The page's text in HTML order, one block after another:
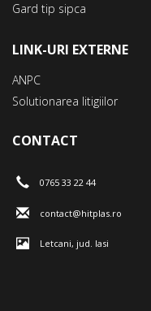
Gard tip sipca
LINK-URI EXTERNE
ANPC
Solutionarea litigiilor
CONTACT
0765 33 22 44
contact@hitplas.ro
Letcani, jud. Iasi